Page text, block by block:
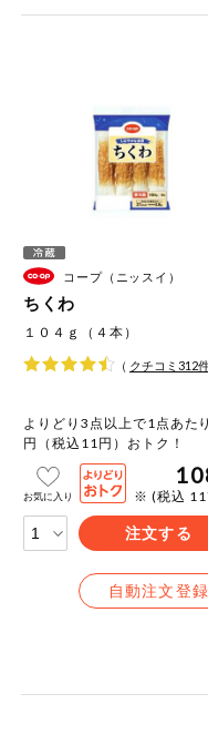
コープ（ニッスイ）
ちくわ
１０４ｇ（４本）
（ クチコミ 312
よりどり3点以上で1点あた
円（税込11円）おトク！
お気に入り ※ (税込
注文する
自動注文登録